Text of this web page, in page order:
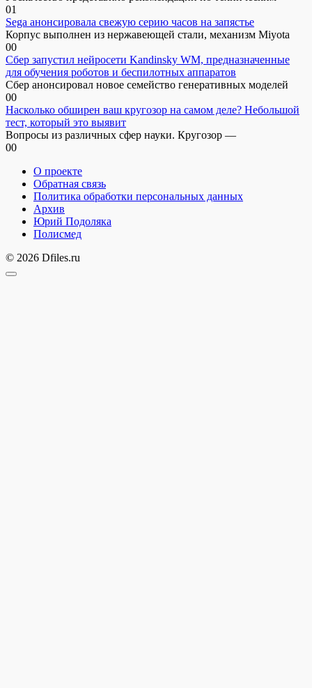
01
Sega анонсировала свежую серию часов на запястье
Корпус выполнен из нержавеющей стали, механизм Miyota
00
Сбер запустил нейросети Kandinsky WM, предназначенные
для обучения роботов и беспилотных аппаратов
Сбер анонсировал новое семейство генеративных моделей
00
Насколько обширен ваш кругозор на самом деле? Небольшой
тест, который это выявит
Вопросы из различных сфер науки. Кругозор —
00
О проекте
Обратная связь
Политика обработки персональных данных
Архив
Юрий Подоляка
Полисмед
© 2026 Dfiles.ru